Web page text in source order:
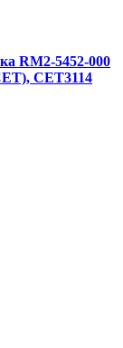
RM2-5452-000
CET3114